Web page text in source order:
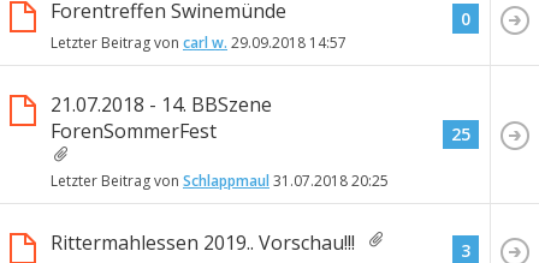
Forentreffen Swinemünde
Letzter Beitrag von carl w. 29.09.2018 14:57
0
21.07.2018 - 14. BBSzene
ForenSommerFest
Letzter Beitrag von Schlappmaul31.07.201820:25
25
Rittermahlessen 2019.. Vorschau!!! 3